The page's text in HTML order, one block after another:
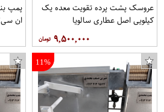
عروسک پشت پرده تقویت معده یک
کیلویی اصل عطاری سالویا
۹,۵۰۰,۰۰۰
ان سیiPNC
11%